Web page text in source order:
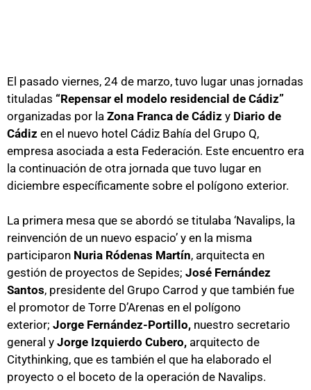
El pasado viernes, 24 de marzo, tuvo lugar unas jornadas
tituladas “Repensar el modelo residencial de Cádiz”
organizadas por la Zona Franca de Cádiz y Diario de
Cádiz en el nuevo hotel Cádiz Bahía del Grupo Q,
empresa asociada a esta Federación. Este encuentro era
la continuación de otra jornada que tuvo lugar en
diciembre específicamente sobre el polígono exterior.
La primera mesa que se abordó se titulaba ‘Navalips, la
reinvención de un nuevo espacio’ y en la misma
participaron Nuria Ródenas Martín, arquitecta en
gestión de proyectos de Sepides; José Fernández
Santos, presidente del Grupo Carrod y que también fue
el promotor de Torre D’Arenas en el polígono
exterior; Jorge Fernández-Portillo, nuestro secretario
general y Jorge Izquierdo Cubero, arquitecto de
Citythinking, que es también el que ha elaborado el
proyecto o el boceto de la operación de Navalips.